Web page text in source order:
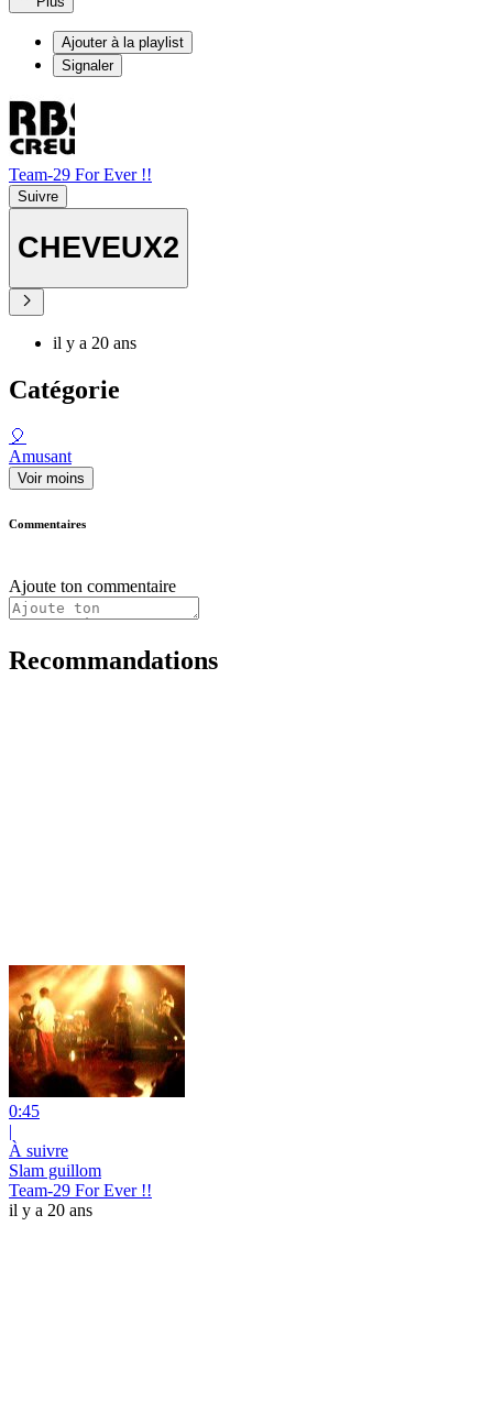
Ajouter à la playlist
Signaler
Team-29 For Ever !!
Suivre
CHEVEUX2
il y a 20 ans
Catégorie
🎈
Amusant
Voir moins
Commentaires
Ajoute ton commentaire
Recommandations
0:45
|
À suivre
Slam guillom
Team-29 For Ever !!
il y a 20 ans